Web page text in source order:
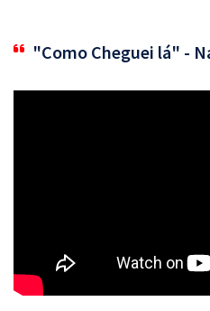
"Como Cheguei lá" -